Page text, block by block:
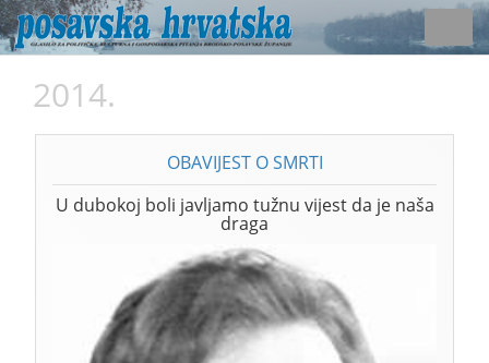
2014.
OBAVIJEST O SMRTI
U dubokoj boli javljamo tužnu vijest da je naša
draga